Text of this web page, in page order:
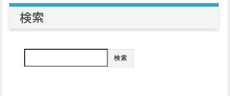
検索
検索